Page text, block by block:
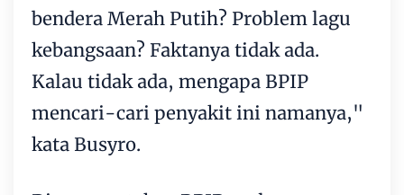
bendera Merah Putih? Problem lagu
kebangsaan? Faktanya tidak ada.
Kalau tidak ada, mengapa BPIP
mencari-cari penyakit ini namanya,"
kata Busyro.